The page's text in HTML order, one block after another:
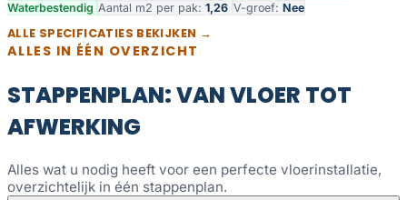
Waterbestendig Aantal m2 per pak: 1,26 V-groef: Nee
ALLE SPECIFICATIES BEKIJKEN →
ALLES IN ÉÉN OVERZICHT
STAPPENPLAN: VAN VLOER TOT
AFWERKING
Alles wat u nodig heeft voor een perfecte vloerinstallatie,
overzichtelijk in één stappenplan.